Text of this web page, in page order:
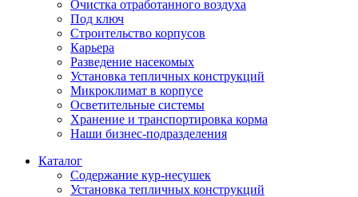
Очистка отработанного воздуха
Под ключ
Строительство корпусов
Карьера
Разведение насекомых
Установка тепличных конструкций
Микроклимат в корпусе
Осветительные системы
Хранение и транспортировка корма
Наши бизнес-подразделения
Каталог
Содержание кур-несушек
Установка тепличных конструкций